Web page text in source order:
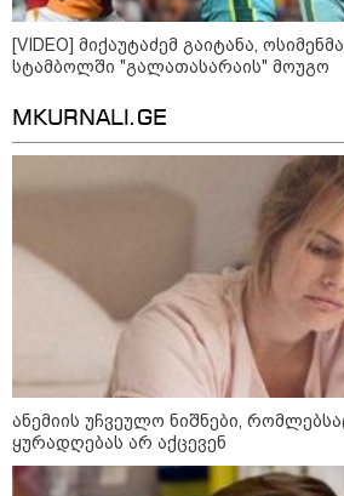
მარტინ
ენასა და
23:15 / 07-08-
მოვლენები
ადმინისტრაციამ
ფაილების
22:30 / 07-08-
კადრები
ბავშვები
დახრჩობას
[VIDEO] მიქაუტაძემ გაიტანა,
სტამბოლში "გალათასარაის" მოუგო
MKURNALI.GE
ანემიის უჩვეულო ნიშნები,
ყურადღებას არ აქცევენ